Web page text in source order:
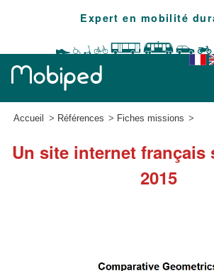
Expert en mobilité
Accueil Références Fiches missions
Un site internet français
2015